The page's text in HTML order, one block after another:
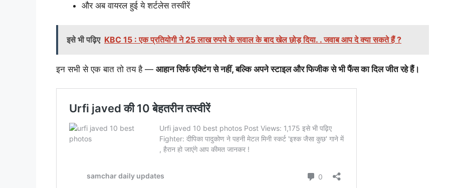
और अब वायरल हुई ये शर्टलेस तस्वीरें
इसे भी पढ़िए KBC 15 : एक प्रतियोगी ने 25 लाख रुपये के सवाल के बाद खेल छोड़ दिया. . जवाब आप दे क्या सकते हैं ?
इन सभी से एक बात तो तय है — आहान सिर्फ एक्टिंग से नहीं, बल्कि अपने स्टाइल और फिजीक से भी फैंस का दिल जीत रहे हैं।